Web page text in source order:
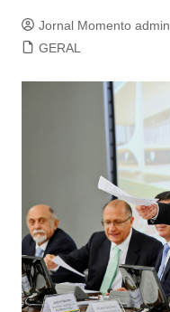
Jornal Momento admin
GERAL